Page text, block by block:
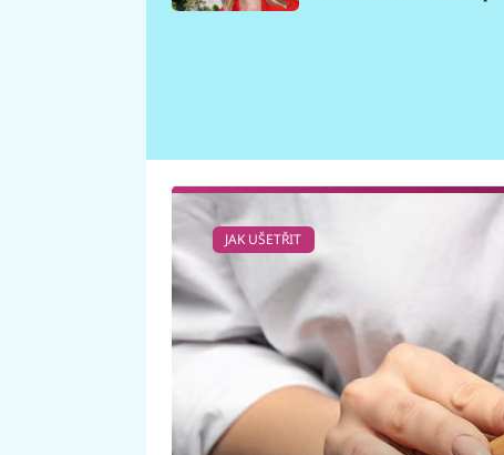
JAK UŠETŘIT